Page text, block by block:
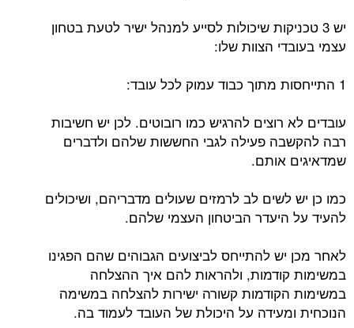
יש 3 טכניקות שיכולות לסייע למנהל ישיר לטעת בטחון
עצמי בעובדי הצוות שלו:
1 התייחסות מתוך כבוד עמוק לכל עובד:
עובדים לא רוצים להרגיש כמו רובוטים. לכן יש חשיבות
רבה להקשבה פעילה לגבי החששות שלהם ולדברים
שמדאיגים אותם.
כמו כן יש לשים לב לרמזים שעולים מדבריהם, ושיכולים
להעיד על היעדר הביטחון העצמי שלהם.
לאחר מכן יש להתייחס לביצועים הגבוהים שהם הפגינו
במשימות קודמות, ולהראות להם איך ההצלחה
במשימות הקודמות קשורה ישירות להצלחה במשימה
הנוכחית ומעידה על היכולת של העובד לעמוד בה.